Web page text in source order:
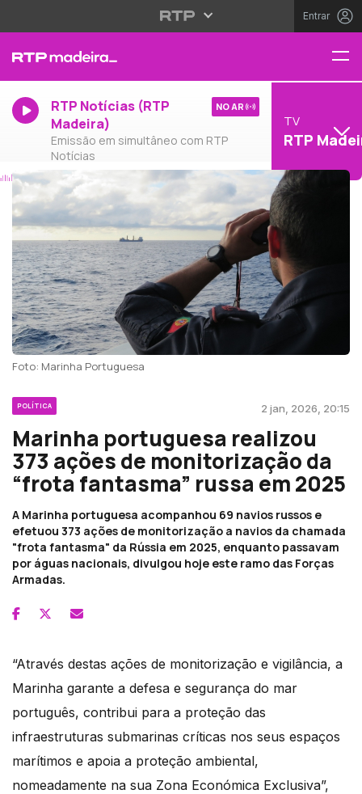
Entrar
RTP Notícias (RTP
Madeira)
Emissão em simultâneo com RTP
Notícias
NO AR
TV
RTP
Foto: Marinha Portuguesa
POLÍTICA 2 jan, 2026, 20:15
Marinha portuguesa realizou
373 ações de monitorização da
“frota fantasma” russa em 2025
A Marinha portuguesa acompanhou 69 navios russos e
efetuou 373 ações de monitorização a navios da chamada
"frota fantasma" da Rússia em 2025, enquanto passavam
por águas nacionais, divulgou hoje este ramo das Forças
Armadas.
“Através destas ações de monitorização e vigilância, a
Marinha garante a defesa e segurança do mar
português, contribui para a proteção das
infraestruturas submarinas críticas nos seus espaços
marítimos e apoia a proteção ambiental,
nomeadamente na sua Zona Económica Exclusiva”,